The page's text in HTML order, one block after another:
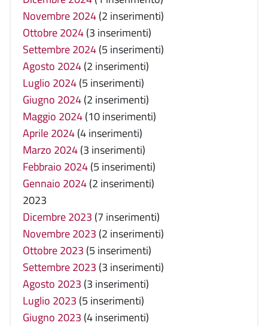
Novembre 2024(2 inserimenti)
Ottobre 2024(3 inserimenti)
Settembre 2024(5 inserimenti)
Agosto 2024(2 inserimenti)
Luglio 2024(5 inserimenti)
Giugno 2024(2 inserimenti)
Maggio 2024(10 inserimenti)
Aprile 2024(4 inserimenti)
Marzo 2024(3 inserimenti)
Febbraio 2024(5 inserimenti)
Gennaio 2024(2 inserimenti)
2023
Dicembre 2023 (7 inserimenti)
Novembre 2023 (2 inserimenti)
Ottobre 2023 (5 inserimenti)
Settembre 2023 (3 inserimenti)
Agosto 2023 (3 inserimenti)
Luglio 2023 (5 inserimenti)
Giugno 2023 (4 inserimenti)